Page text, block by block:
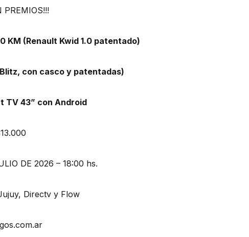
PREMIOS!!!
0 KM (Renault Kwid 1.0 patentado)
con casco y patentadas)
TV 43” con Android
DE 2026 – 18:00 hs.
Directv y Flow